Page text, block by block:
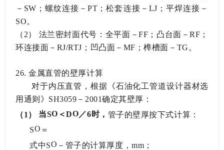
－SW；螺纹连接－PT；松套连接－LJ；平焊连接－
SO。
（2） 法兰密封面代号：全平面－FF；凸台面－RF；
环连接面－RJ/RTJ；凹凸面－MF；榫槽面－TG。
26.金属直管的壁厚计算
对于内压直管，根据《石油化工管道设计器材选
用通则》 SH3059－2001确定其壁厚：
（1） 当SO ＜DO／6时， 管子的壁厚按下式计算：
SO ＝
式中SO －管子的计算厚度，mm；